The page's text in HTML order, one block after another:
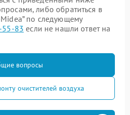
либо обратиться в
по следующему
55-83 если не нашли ответ на
вопросы
очистителей воздуха